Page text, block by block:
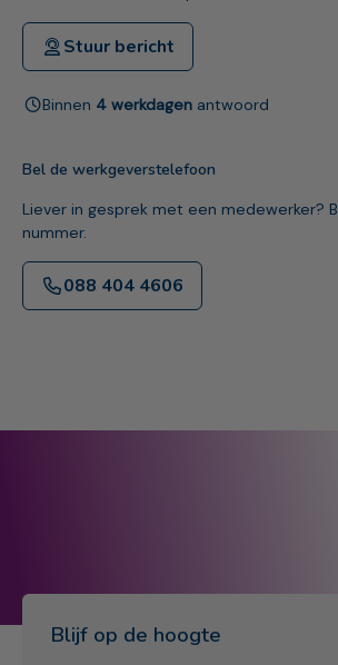
Stuur bericht
Binnen 4 werkdagenantwoord
Bel de werkgeverstelefoon
Liever in gesprek met een medewerker?
nummer.
088 404 4606
Blijf op de hoogte